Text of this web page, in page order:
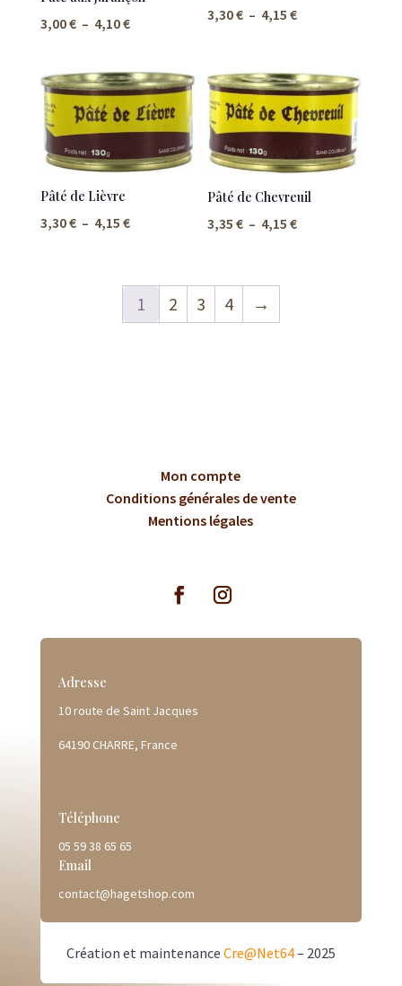
3,00€ – 4,10€Plage
prix :
3,00 €
à
4,10 €
3,30€ – 4,15€Plage
3,30 €
à
4,15 €
Pâté de Lièvre
3,30€ – 4,15 €Plage
3,30 €
Pâté de Chevreuil
3,35€ – 4,15€Plage
1 2 3 4 →
Mon compte
Conditions générales de vente
Mentions légales
Adresse
10 route de Saint Jacques
64190 CHARRE, France
Téléphone
05 59 38 65 65
Email
contact@hagetshop.com
Création et maintenance Cre@Net64– 2025